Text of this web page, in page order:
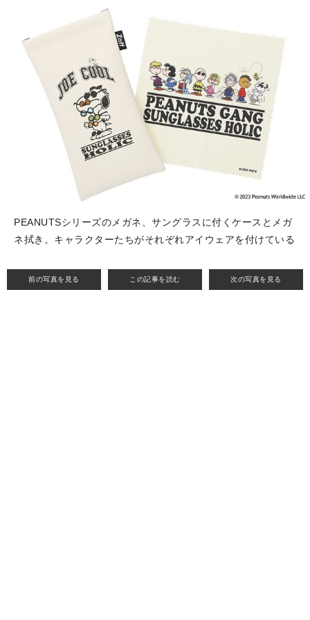
前の写真を見る この記事を読む 次の写真を見る
PEANUTSシリーズのメガネ、サングラスに付くケースとメガ
ネ拭き。キャラクターたちがそれぞれアイウェアを付けている